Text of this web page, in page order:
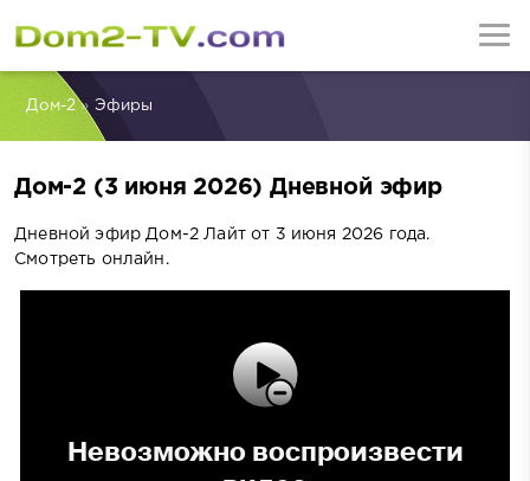
Дом-2» Эфиры
Дом-2 (3 июня 2026) Дневной эфир
Дневной эфир Дом-2 Лайт от 3 июня 2026 года.
Смотреть онлайн.